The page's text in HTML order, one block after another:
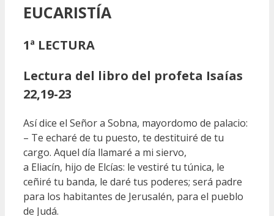
EUCARISTÍA
1ª LECTURA
Lectura del libro del profeta Isaías
22,19-23
Así dice el Señor a Sobna, mayordomo de palacio:
– Te echaré de tu puesto, te destituiré de tu
cargo. Aquel día llamaré a mi siervo,
a Eliacín, hijo de Elcías: le vestiré tu túnica, le
ceñiré tu banda, le daré tus poderes; será padre
para los habitantes de Jerusalén, para el pueblo
de Judá.